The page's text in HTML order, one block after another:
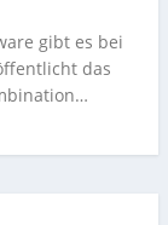
gibt es bei
das